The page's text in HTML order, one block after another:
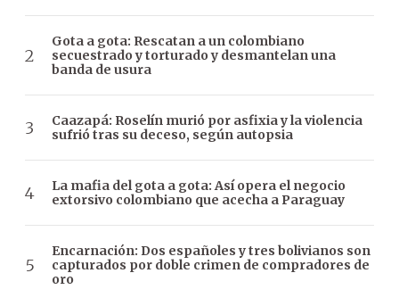
Gota a gota: Rescatan a un colombiano
secuestrado y torturado y desmantelan una
banda de usura
Caazapá: Roselín murió por asfixia y la violencia
sufrió tras su deceso, según autopsia
La mafia del gota a gota: Así opera el negocio
extorsivo colombiano que acecha a Paraguay
Encarnación: Dos españoles y tres bolivianos son
capturados por doble crimen de compradores de
oro